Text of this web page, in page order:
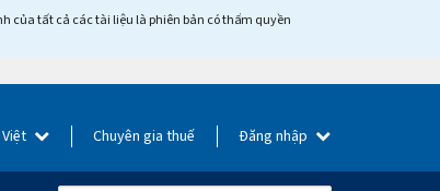
của tất cả các tài liệu là phiên bản có thẩm quyền
Chuyên gia thuế Đăng nhập